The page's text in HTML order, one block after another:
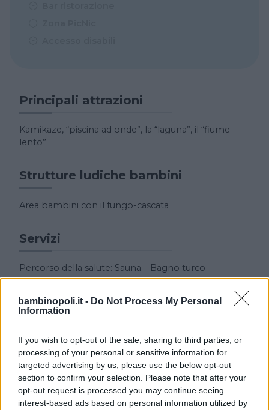
bambinopoli.it - Do Not Process My Personal
Information
If you wish to opt-out of the sale, sharing to third parties, or
processing of your personal or sensitive information for
targeted advertising by us, please use the below opt-out
section to confirm your selection. Please note that after your
opt-out request is processed you may continue seeing
interest-based ads based on personal information utilized by
Principali attrazioni
Kamikaze, “piscina ad onde”, la “laguna”, il “fiume
lento”
Strutture ludiche bambini
Area bambini con il fungo-cascata
Servizi
Percorso della salute: Sauna – Bagno turco –
Idromassaggio – Il metodo Kneipp.
Descrizione Feste
Organizzazione feste e torte per compleanni.